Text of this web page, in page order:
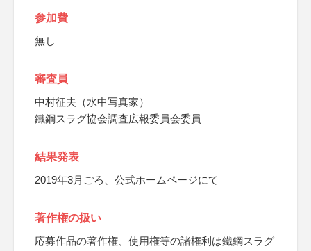
参加費
無し
審査員
中村征夫（水中写真家）
鐵鋼スラグ協会調査広報委員会委員
結果発表
2019年3月ごろ、公式ホームページにて
著作権の扱い
応募作品の著作権、使用権等の諸権利は鐵鋼スラグ